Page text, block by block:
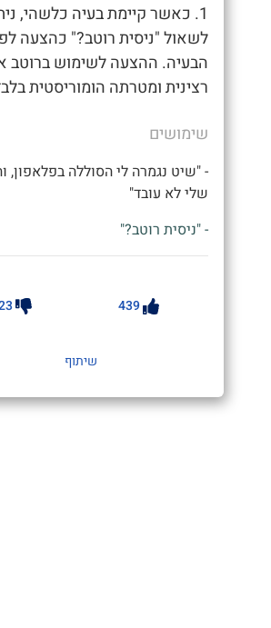
1. כאשר קיימת בעיה כלשהי,
לשאול "ניסית רוטב?" כהצעה
הבעיה. ההצעה לשימוש ברוטב
רצינית ומטרתה הומוריסטית
שימושים
- "שיט נגמרה לי הסוללה בפלאפון,
שלי לא עובד"
- "ניסית רוטב?"
439
שיתוף